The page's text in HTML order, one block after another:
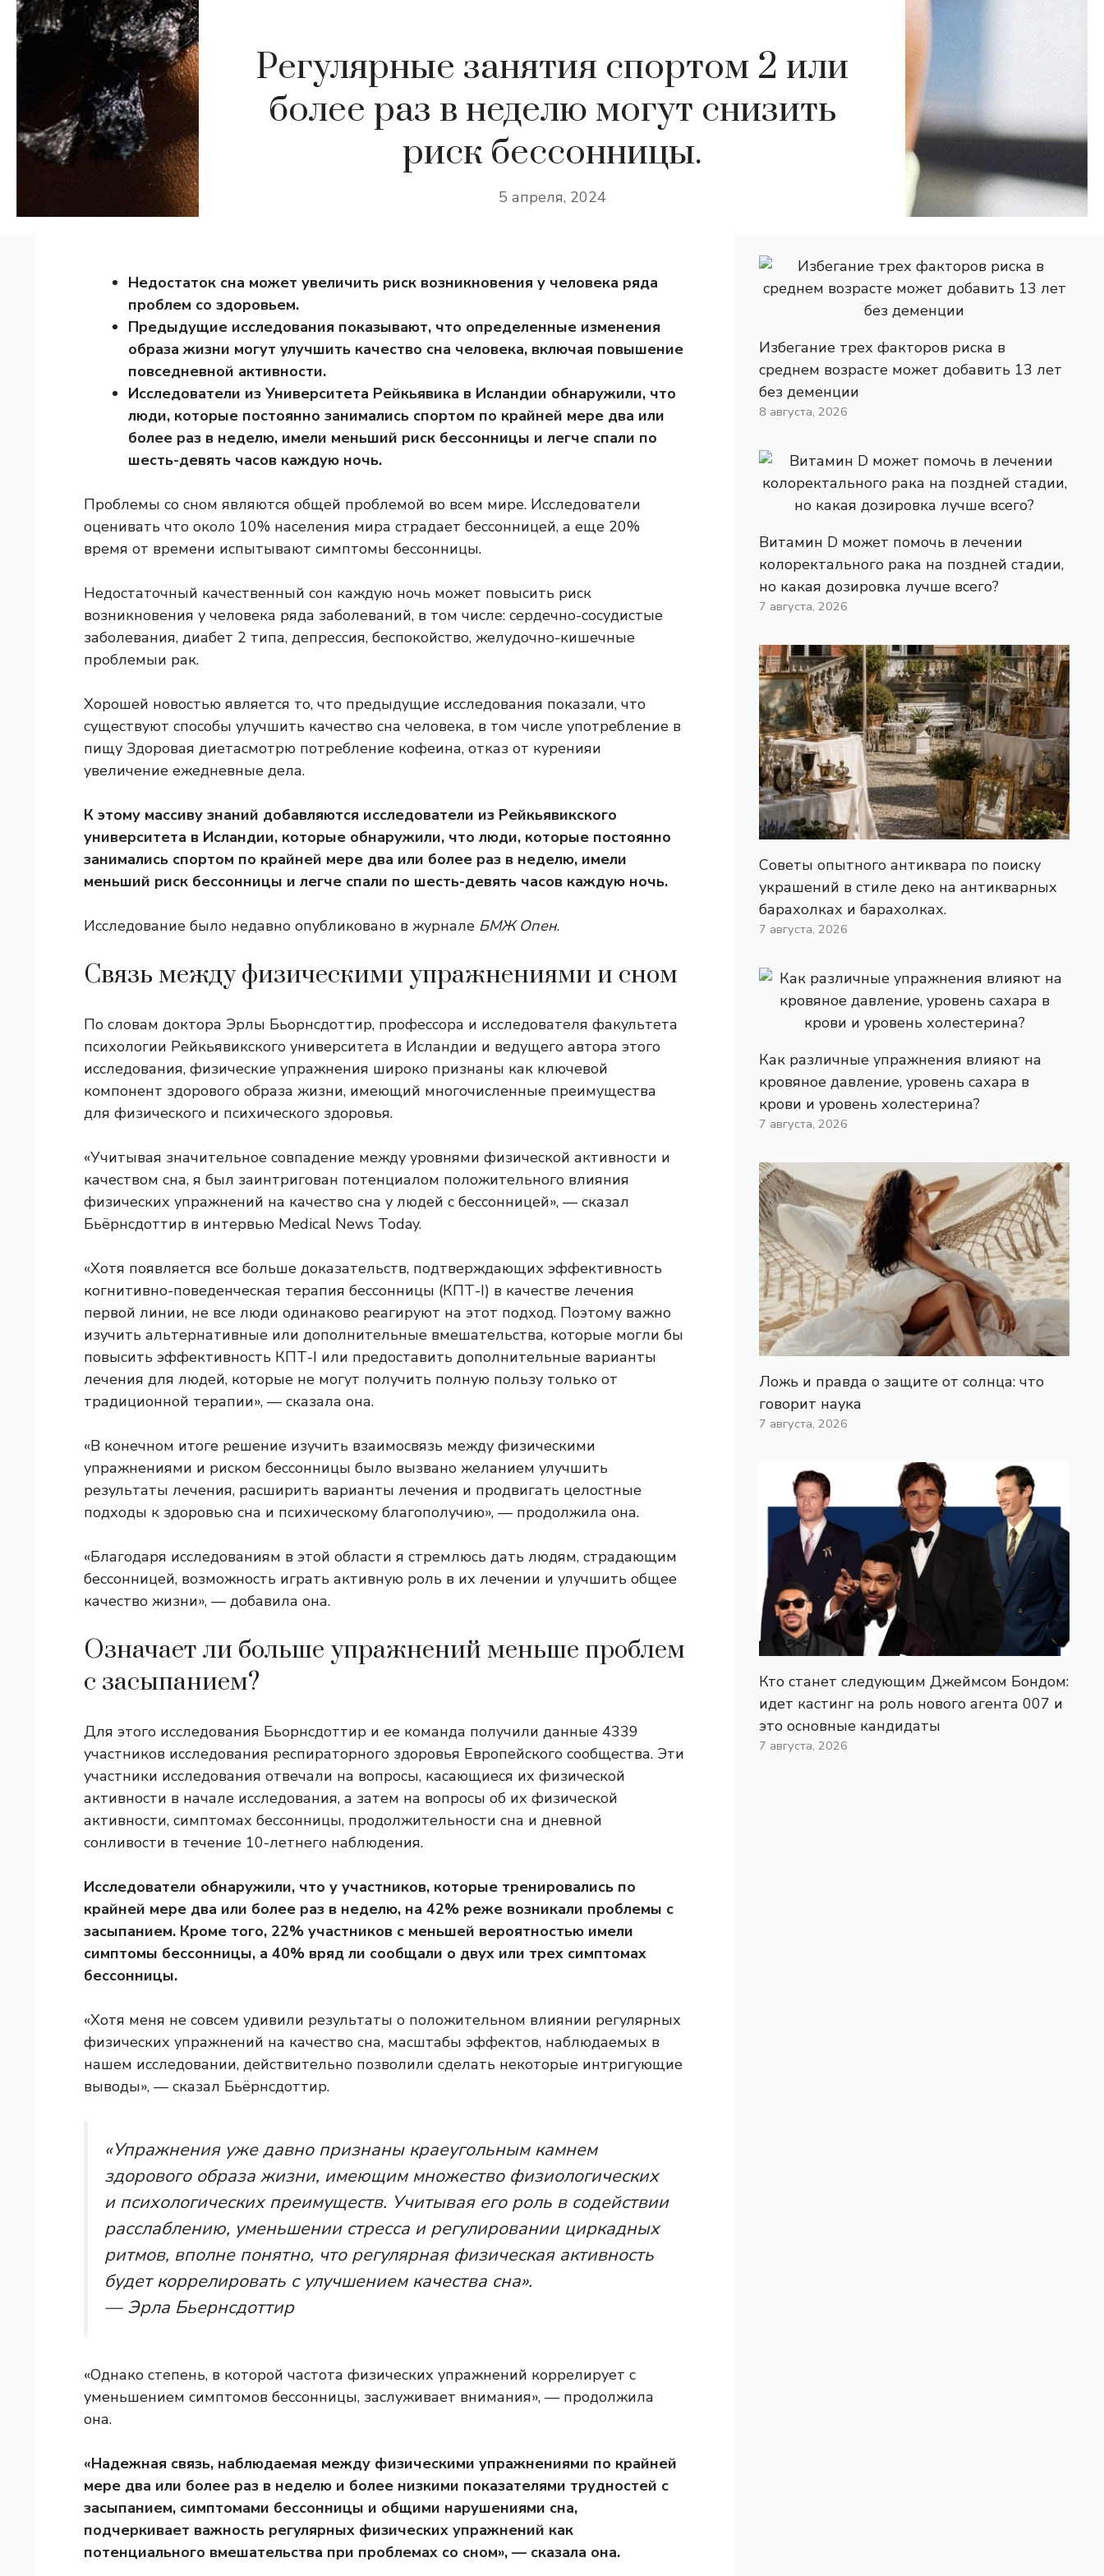
Регулярные занятия спортом 2 или
более раз в неделю могут снизить
риск бессонницы.
5 апреля, 2024
Недостаток сна может увеличить риск возникновения у человека ряда
проблем со здоровьем.
Предыдущие исследования показывают, что определенные изменения
образа жизни могут улучшить качество сна человека, включая повышение
повседневной активности.
Исследователи из Университета Рейкьявика в Исландии обнаружили, что
люди, которые постоянно занимались спортом по крайней мере два или
более раз в неделю, имели меньший риск бессонницы и легче спали по
шесть-девять часов каждую ночь.
Проблемы со сном являются общей проблемой во всем мире. Исследователи
оценивать что около 10% населения мира страдает бессонницей, а еще 20%
время от времени испытывают симптомы бессонницы.
Недостаточный качественный сон каждую ночь может повысить риск
возникновения у человека ряда заболеваний, в том числе: сердечно-сосудистые
заболевания, диабет 2 типа, депрессия, беспокойство, желудочно-кишечные
проблемыи рак.
Хорошей новостью является то, что предыдущие исследования показали, что
существуют способы улучшить качество сна человека, в том числе употребление в
пищу Здоровая диетасмотрю потребление кофеина, отказ от куренияи
увеличение ежедневные дела.
К этому массиву знаний добавляются исследователи из Рейкьявикского
университета в Исландии, которые обнаружили, что люди, которые постоянно
занимались спортом по крайней мере два или более раз в неделю, имели
меньший риск бессонницы и легче спали по шесть-девять часов каждую ночь.
Исследование было недавно опубликовано в журнале БМЖ Опен.
Связь между физическими упражнениями и сном
По словам доктора Эрлы Бьорнсдоттир, профессора и исследователя факультета
психологии Рейкьявикского университета в Исландии и ведущего автора этого
исследования, физические упражнения широко признаны как ключевой
компонент здорового образа жизни, имеющий многочисленные преимущества
для физического и психического здоровья.
«Учитывая значительное совпадение между уровнями физической активности и
качеством сна, я был заинтригован потенциалом положительного влияния
физических упражнений на качество сна у людей с бессонницей», — сказал
Бьёрнсдоттир в интервью Medical News Today.
«Хотя появляется все больше доказательств, подтверждающих эффективность
когнитивно-поведенческая терапия бессонницы (КПТ-I) в качестве лечения
первой линии, не все люди одинаково реагируют на этот подход. Поэтому важно
изучить альтернативные или дополнительные вмешательства, которые могли бы
повысить эффективность КПТ-I или предоставить дополнительные варианты
лечения для людей, которые не могут получить полную пользу только от
традиционной терапии», — сказала она.
«В конечном итоге решение изучить взаимосвязь между физическими
упражнениями и риском бессонницы было вызвано желанием улучшить
результаты лечения, расширить варианты лечения и продвигать целостные
подходы к здоровью сна и психическому благополучию», — продолжила она.
«Благодаря исследованиям в этой области я стремлюсь дать людям, страдающим
бессонницей, возможность играть активную роль в их лечении и улучшить общее
качество жизни», — добавила она.
Означает ли больше упражнений меньше проблем
с засыпанием?
Для этого исследования Бьорнсдоттир и ее команда получили данные 4339
участников исследования респираторного здоровья Европейского сообщества. Эти
участники исследования отвечали на вопросы, касающиеся их физической
активности в начале исследования, а затем на вопросы об их физической
активности, симптомах бессонницы, продолжительности сна и дневной
сонливости в течение 10-летнего наблюдения.
Исследователи обнаружили, что у участников, которые тренировались по
крайней мере два или более раз в неделю, на 42% реже возникали проблемы с
засыпанием. Кроме того, 22% участников с меньшей вероятностью имели
симптомы бессонницы, а 40% вряд ли сообщали о двух или трех симптомах
бессонницы.
«Хотя меня не совсем удивили результаты о положительном влиянии регулярных
физических упражнений на качество сна, масштабы эффектов, наблюдаемых в
нашем исследовании, действительно позволили сделать некоторые интригующие
выводы», — сказал Бьёрнсдоттир.
«Упражнения уже давно признаны краеугольным камнем
здорового образа жизни, имеющим множество физиологических
и психологических преимуществ. Учитывая его роль в содействии
расслаблению, уменьшении стресса и регулировании циркадных
ритмов, вполне понятно, что регулярная физическая активность
будет коррелировать с улучшением качества сна».
— Эрла Бьернсдоттир
«Однако степень, в которой частота физических упражнений коррелирует с
уменьшением симптомов бессонницы, заслуживает внимания», — продолжила
она.
«Надежная связь, наблюдаемая между физическими упражнениями по крайней
мере два или более раз в неделю и более низкими показателями трудностей с
засыпанием, симптомами бессонницы и общими нарушениями сна,
подчеркивает важность регулярных физических упражнений как
потенциального вмешательства при проблемах со сном», — сказала она.
Избегание трех факторов риска в
среднем возрасте может добавить 13 лет
без деменции
8 августа, 2026
Витамин D может помочь в лечении
колоректального рака на поздней стадии,
но какая дозировка лучше всего?
7 августа, 2026
Советы опытного антиквара по поиску
украшений в стиле деко на антикварных
барахолках и барахолках.
7 августа, 2026
Как различные упражнения влияют на
кровяное давление, уровень сахара в
крови и уровень холестерина?
7 августа, 2026
Ложь и правда о защите от солнца: что
говорит наука
7 августа, 2026
Кто станет следующим Джеймсом Бондом:
идет кастинг на роль нового агента 007 и
это основные кандидаты
7 августа, 2026